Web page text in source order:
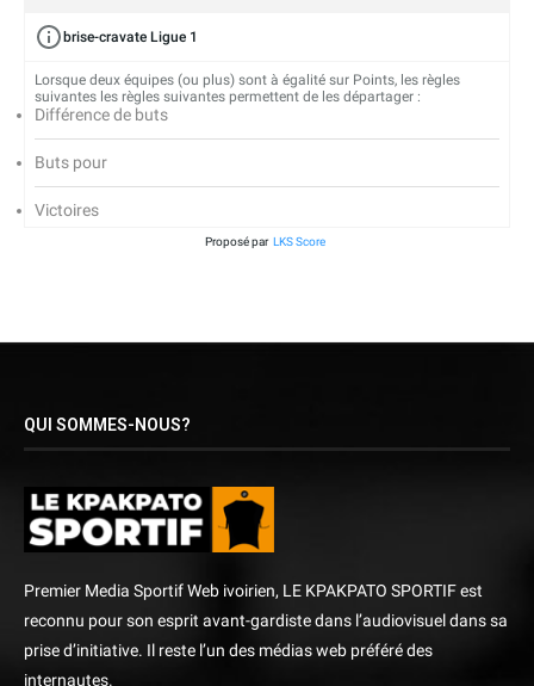
brise-cravate Ligue 1
Lorsque deux équipes (ou plus) sont à égalité sur Points, les règles
suivantes les règles suivantes permettent de les départager :
Différence de buts
Buts pour
Victoires
Proposé par LKS Score
QUI SOMMES-NOUS?
Premier Media Sportif Web ivoirien, LE KPAKPATO SPORTIF est
reconnu pour son esprit avant-gardiste dans l’audiovisuel dans sa
prise d’initiative. Il reste l’un des médias web préféré des
internautes.